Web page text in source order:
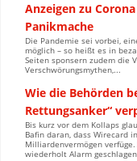
Anzeigen zu
Panikmache
Die Pandemie sei vorbei,
möglich – so heißt es in
Seiten sponsern zudem die
Verschwörungsmythen,...
Wie die Behörden
Rettungsanker“
Bis kurz vor dem Kollaps
Bafin daran, dass Wirecard
Milliardenvermögen
wiederholt Alarm